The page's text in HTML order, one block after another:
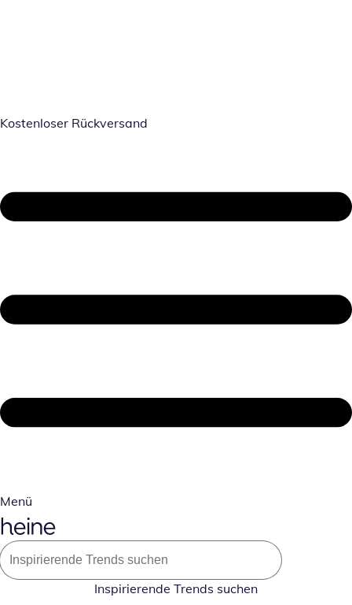
Kostenloser Rückversand
Menü
Inspirierende Trends suchen